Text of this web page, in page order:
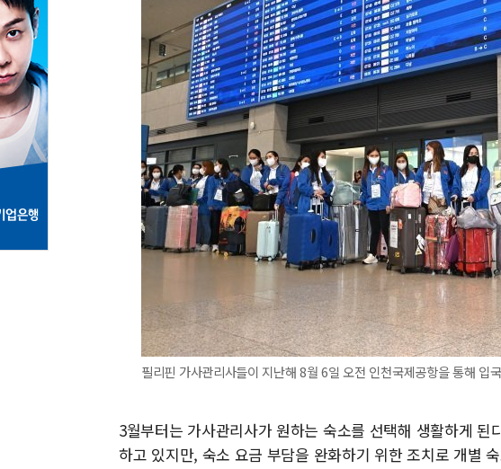
필리핀 가사관리사들이 지난해 8월 6일 오전 인천국제공항을 통해 입
3월부터는 가사관리사가 원하는 숙소를 선택해 생활하게
하고 있지만, 숙소 요금 부담을 완화하기 위한 조치로 개별